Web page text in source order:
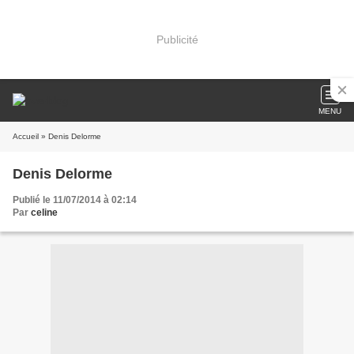
Publicité
MENU
Accueil » Denis Delorme
Denis Delorme
Publié le 11/07/2014 à 02:14
Par celine